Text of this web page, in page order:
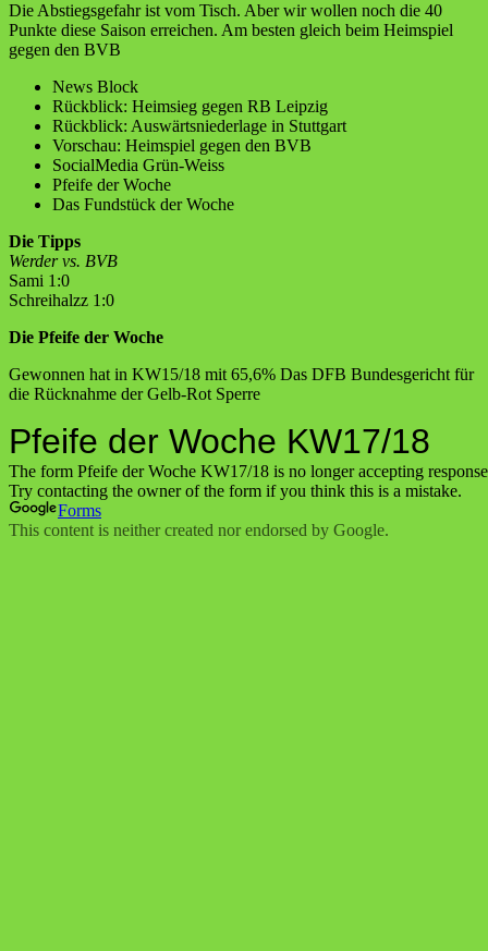
Die Abstiegsgefahr ist vom Tisch. Aber wir wollen noch die 40
Punkte diese Saison erreichen. Am besten gleich beim Heimspiel
gegen den BVB
News Block
Rückblick: Heimsieg gegen RB Leipzig
Rückblick: Auswärtsniederlage in Stuttgart
Vorschau: Heimspiel gegen den BVB
SocialMedia Grün-Weiss
Pfeife der Woche
Das Fundstück der Woche
Die Tipps
Werder vs. BVB
Sami 1:0
Schreihalzz 1:0
Die Pfeife der Woche
Gewonnen hat in KW15/18 mit 65,6% Das DFB Bundesgericht für
die Rücknahme der Gelb-Rot Sperre